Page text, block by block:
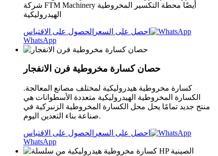
شركة FTM Machinery أيضًا محطة التكسير المخروطية
الهيدروليكية
احصل على السعر الحصول على الاقتباس
WhatsApp
حصان كسارة مخروطية فرن الانفجار
كسارة مخروطية هيدروليكية لمختلف مصانع المعالجة.
الكسارة المخروطية الهيدروليكية متعددة الأسطوانات هي
منتج جديد تمامًا يحل محل الكسارة المخروطية الزنبركية في
صناعة بناء التعدين اليوم.
احصل على السعر الحصول على الاقتباس
WhatsApp